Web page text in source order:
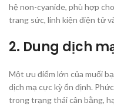
hệ non-cyanide, phù hợp
trang sức, linh kiện điện tử
2. Dung dịch
Một ưu điểm lớn của muối
dịch mạ cực kỳ ổn định.
trong trạng thái cân bằng,